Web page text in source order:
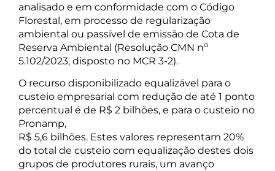
analisado e em conformidade com o Código
Florestal, em processo de regularização
ambiental ou passível de emissão de Cota de
Reserva Ambiental (Resolução CMN no
5.102/2023, disposto no MCR 3-2).
O recurso disponibilizado equalizável para o
custeio empresarial com redução de até 1 ponto
percentual é de R$ 2 bilhões, e para o custeio no
Pronamp,
R$ 5,6 bilhões. Estes valores representam 20%
do total de custeio com equalização destes dois
grupos de produtores rurais, um avanço